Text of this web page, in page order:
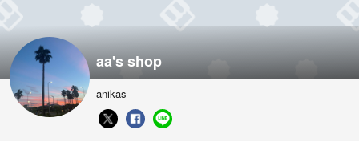
aa's shop
anikas